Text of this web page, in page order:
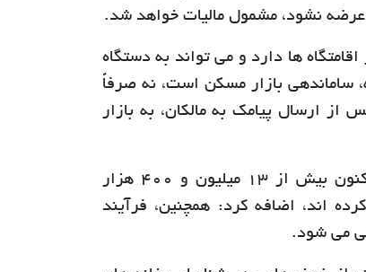
عرضه نشود، مشمول مالیات خواهد شد.
ها دارد و می تواند به دستگاه
ساماندهی بازار مسکن است، نه صرفاً
که پس از ارسال پیامک به مالکان، به بازار
مدیرکل دفتر اقتصاد مسکن وزارت راه و شهرسازی با بیان این که تاکنون بیش از 13 میلیون و 400 هزار
اند، اضافه کرد: همچنین، فرآیند
می شود.